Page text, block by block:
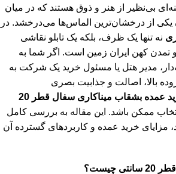
بی‌نظیر از هنر و ذوق هستند که در میان
یکی از درخشان‌ترین الماس‌ها می‌درخشد. در
نه تنها یک ظرف، بلکه یک تابلو نقاشی
تمدن کهن ایران زمین است. اگر شما به
مدیر هتل یا مسئول خرید یک شرکت به
بالا، اصالت و جذابیت بصری
خرید عمده بشقاب میناکاری سفال قطر 20
ممکن باشد. این مقاله به بررسی کامل
مزایای خرید عمده و کاربردهای گسترده آن